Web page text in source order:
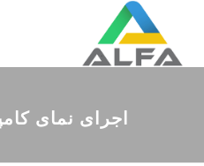
اجرای نمای